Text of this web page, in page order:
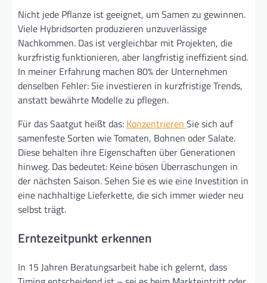
Nicht jede Pflanze ist geeignet, um Samen zu gewinnen.
Viele Hybridsorten produzieren unzuverlässige
Nachkommen. Das ist vergleichbar mit Projekten, die
kurzfristig funktionieren, aber langfristig ineffizient sind.
In meiner Erfahrung machen 80% der Unternehmen
denselben Fehler: Sie investieren in kurzfristige Trends,
anstatt bewährte Modelle zu pflegen.
Für das Saatgut heißt das: Konzentrieren Sie sich auf
samenfeste Sorten wie Tomaten, Bohnen oder Salate.
Diese behalten ihre Eigenschaften über Generationen
hinweg. Das bedeutet: Keine bösen Überraschungen in
der nächsten Saison. Sehen Sie es wie eine Investition in
eine nachhaltige Lieferkette, die sich immer wieder neu
selbst trägt.
Erntezeitpunkt erkennen
In 15 Jahren Beratungsarbeit habe ich gelernt, dass